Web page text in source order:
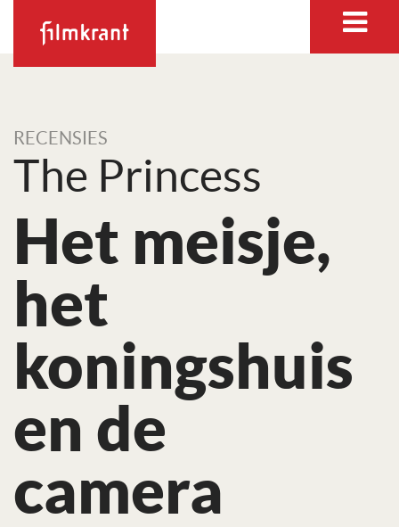
RECENSIES
The Princess
Het meisje,
het
koningshuis
en de
camera